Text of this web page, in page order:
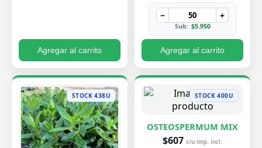
Agregar al carrito
− +
Sub: $5.950
Agregar al carrito
STOCK 438U STOCK 400U
OSTEOSPERMUM MIX
$607 c/u imp. incl.